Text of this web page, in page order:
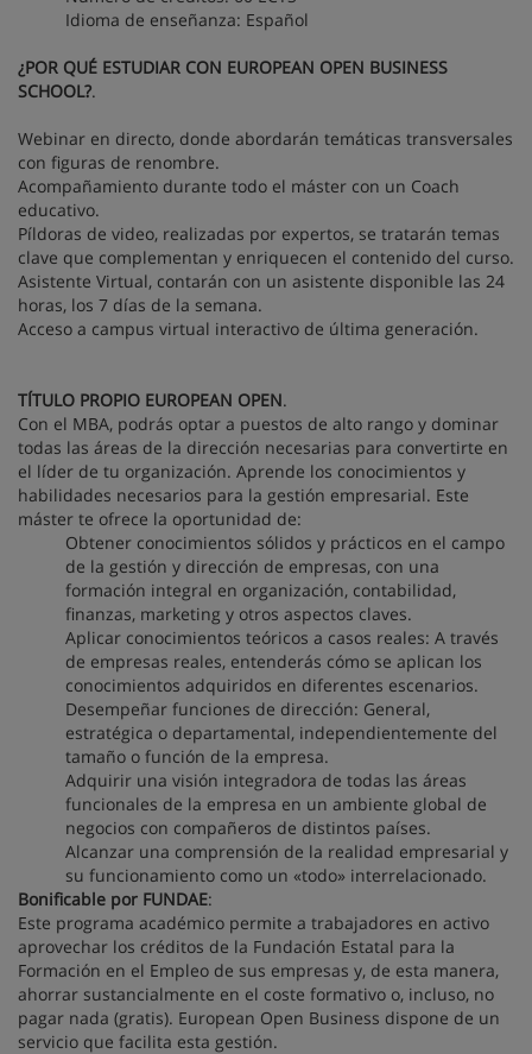
Idioma de enseñanza: Español
¿POR QUÉ ESTUDIAR CON EUROPEAN OPEN BUSINESS
SCHOOL?.
Webinar en directo, donde abordarán temáticas transversales
con figuras de renombre.
Acompañamiento durante todo el máster con un Coach
educativo.
Píldoras de video, realizadas por expertos, se tratarán temas
clave que complementan y enriquecen el contenido del curso.
Asistente Virtual, contarán con un asistente disponible las 24
horas, los 7 días de la semana.
Acceso a campus virtual interactivo de última generación.
TÍTULO PROPIO EUROPEAN OPEN.
Con el MBA, podrás optar a puestos de alto rango y dominar
todas las áreas de la dirección necesarias para convertirte en
el líder de tu organización. Aprende los conocimientos y
habilidades necesarios para la gestión empresarial. Este
máster te ofrece la oportunidad de:
Obtener conocimientos sólidos y prácticos en el campo
de la gestión y dirección de empresas, con una
formación integral en organización, contabilidad,
finanzas, marketing y otros aspectos claves.
Aplicar conocimientos teóricos a casos reales: A través
de empresas reales, entenderás cómo se aplican los
conocimientos adquiridos en diferentes escenarios.
Desempeñar funciones de dirección: General,
estratégica o departamental, independientemente del
tamaño o función de la empresa.
Adquirir una visión integradora de todas las áreas
funcionales de la empresa en un ambiente global de
negocios con compañeros de distintos países.
Alcanzar una comprensión de la realidad empresarial y
su funcionamiento como un «todo» interrelacionado.
Bonificable por FUNDAE:
Este programa académico permite a trabajadores en activo
aprovechar los créditos de la Fundación Estatal para la
Formación en el Empleo de sus empresas y, de esta manera,
ahorrar sustancialmente en el coste formativo o, incluso, no
pagar nada (gratis). European Open Business dispone de un
servicio que facilita esta gestión.